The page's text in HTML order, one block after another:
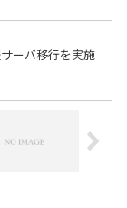
ーバ移行を実施